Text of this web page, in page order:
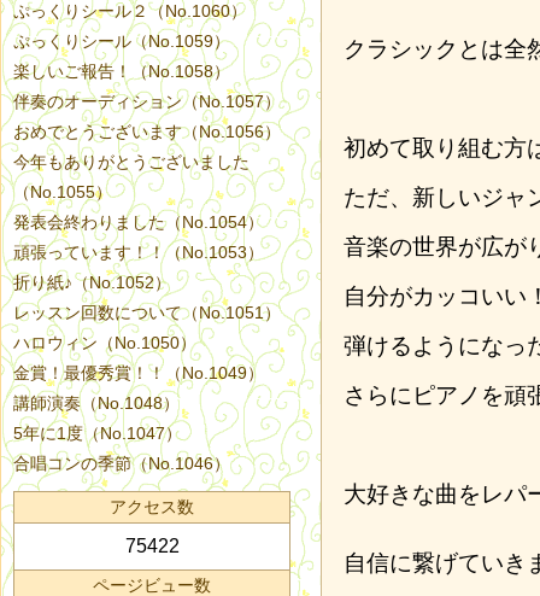
クラシックとは全
初めて取り組む方
ただ、新しいジャ
音楽の世界が広が
自分がカッコいい
弾けるようになっ
さらにピアノを頑
大好きな曲をレパ
自信に繋げていき
ぷっくりシール２（No.1060）
ぷっくりシール（No.1059）
楽しいご報告！（No.1058）
伴奏のオーディション（No.1057）
おめでとうございます（No.1056）
今年もありがとうございました
（No.1055）
発表会終わりました（No.1054）
頑張っています！！（No.1053）
折り紙♪（No.1052）
レッスン回数について（No.1051）
ハロウィン（No.1050）
金賞！最優秀賞！！（No.1049）
講師演奏（No.1048）
5年に1度（No.1047）
合唱コンの季節（No.1046）
アクセス数
75422
ページビュー数